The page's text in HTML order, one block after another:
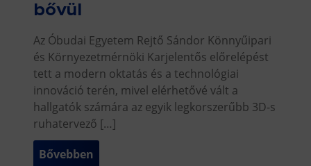
bővül
Az Óbudai Egyetem Rejtő Sándor Könnyűipari
és Környezetmérnöki Karjelentős előrelépést
tett a modern oktatás és a technológiai
innováció terén, mivel elérhetővé vált a
hallgatók számára az egyik legkorszerűbb 3D-s
ruhatervező […]
Bővebben